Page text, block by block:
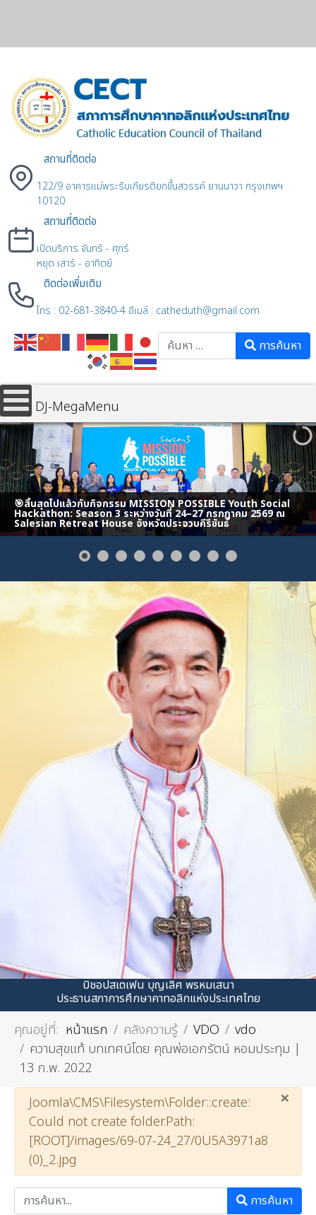
สถานที่ติดต่อ
122/9 อาคารแม่พระรับเกียรติยกขึ้นสวรรค์ ยานนาวา กรุงเทพฯ
10120
สถานที่ติดต่อ
เปิดบริการ จันทร์ - ศุกร์
หยุด เสาร์ - อาทิตย์
ติดต่อเพิ่มเติม
โทร : 02-681-3840-4 อีเมล์ : catheduth@gmail.com
Searchการค้นหา
DJ-MegaMenu
บิชอปสเตเฟน บุญเลิศ พรหมเสนา
ประธานสภาการศึกษาคาทอลิกแห่งประเทศไทย
คุณอยู่ที่: หน้าแรก คลังความรู้ VDO
vdo
ความสุขแท้ บทเทศน์โดย คุณพ่อเอกรัตน์ หอมประทุม |
13 ก.พ. 2022
×
คำเตือน
Joomla\CMS\Filesystem\Folder::create:
Could not create folder.Path:
[ROOT]/images/69-07-24_27/0U5A3971a8
(0)_2.jpg
การค้นหา